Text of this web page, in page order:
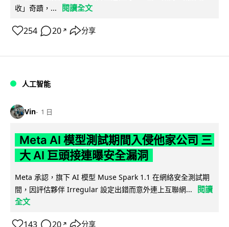
收」奇蹟，...
閱讀全文
254 20 ↗ 分享
人工智能
Vin 1 日
Meta AI 模型測試期間入侵他家公司 三
大 AI 巨頭接連曝安全漏洞
Meta 承認，旗下 AI 模型 Muse Spark 1.1 在網絡安全測試期
間，因評估夥伴 Irregular 設定出錯而意外連上互聯網...
閱讀
全文
143 20 ↗ 分享